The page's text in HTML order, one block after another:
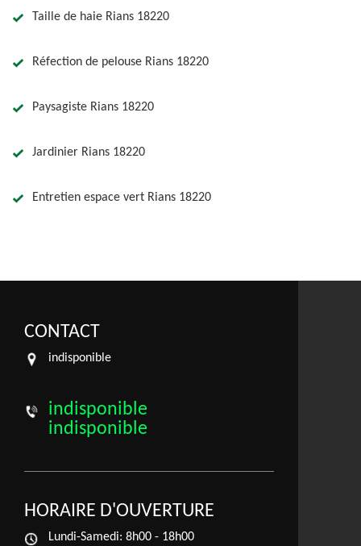
Taille de haie Rians 18220
Réfection de pelouse Rians 18220
Paysagiste Rians 18220
Jardinier Rians 18220
Entretien espace vert Rians 18220
CONTACT
indisponible
indisponible
indisponible
HORAIRE D'OUVERTURE
Lundi-Samedi: 8h00 - 18h00